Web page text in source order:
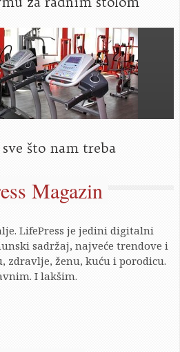
što nam treba
Magazin
LifePress je jedini digitalni
sadržaj, najveće trendove i
zdravlje, ženu, kuću i porodicu.
I lakšim.